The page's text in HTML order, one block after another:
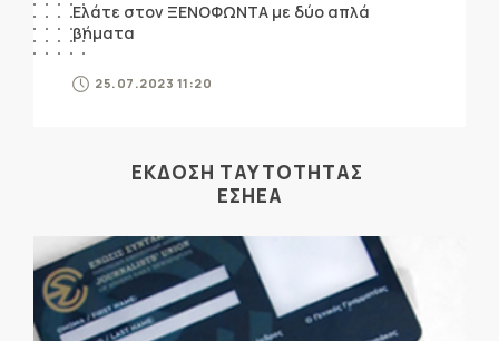
Ελάτε στον ΞΕΝΟΦΩΝΤΑ με δύο απλά
βήματα
25.07.2023 11:20
ΕΚΔΟΣΗ ΤΑΥΤΟΤΗΤΑΣ
ΕΣΗΕΑ